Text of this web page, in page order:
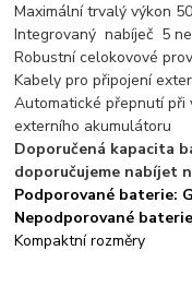
Maximální trvalý výkon
Integrovaný nabíječ 5
Robustní celokovové
Kabely pro připojení
Automatické přepnutí při
externího akumulátoru
Doporučená kapacita
doporučujeme nabíjet
Podporované baterie:
Nepodporované
Kompaktní rozměry